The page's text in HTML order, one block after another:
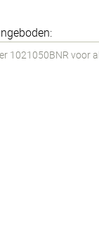
1021050BNR voor